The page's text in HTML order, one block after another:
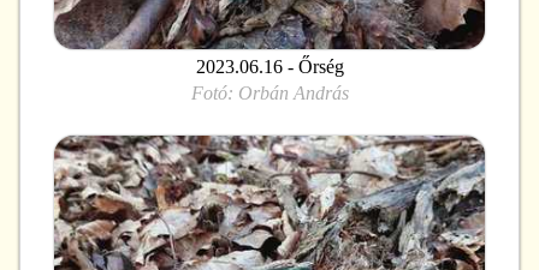
2023.06.16 - Őrség
Fotó: Orbán András